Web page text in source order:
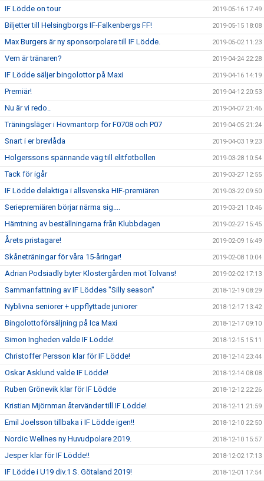
IF Lödde on tour 2019-05-16 17:49
Biljetter till Helsingborgs IF-Falkenbergs FF! 2019-05-15 18:08
Max Burgers är ny sponsorpolare till IF Lödde. 2019-05-02 11:23
Vem är tränaren? 2019-04-24 22:28
IF Lödde säljer bingolottor på Maxi 2019-04-16 14:19
Premiär! 2019-04-12 20:53
Nu är vi redo.. 2019-04-07 21:46
Träningsläger i Hovmantorp för F0708 och P07 2019-04-05 21:24
Snart i er brevlåda 2019-04-03 19:23
Holgerssons spännande väg till elitfotbollen 2019-03-28 10:54
Tack för igår 2019-03-27 12:55
IF Lödde delaktiga i allsvenska HIF-premiären 2019-03-22 09:50
Seriepremiären börjar närma sig.... 2019-03-21 10:46
Hämtning av beställningarna från Klubbdagen 2019-02-27 15:45
Årets pristagare! 2019-02-09 16:49
Skåneträningar för våra 15-åringar! 2019-02-08 10:04
Adrian Podsiadly byter Klostergården mot Tolvans! 2019-02-02 17:13
Sammanfattning av IF Löddes "Silly season" 2018-12-19 08:29
Nyblivna seniorer + uppflyttade juniorer 2018-12-17 13:42
Bingolottoförsäljning på Ica Maxi 2018-12-17 09:10
Simon Ingheden valde IF Lödde! 2018-12-15 15:11
Christoffer Persson klar för IF Lödde! 2018-12-14 23:44
Oskar Asklund valde IF Lödde! 2018-12-14 08:08
Ruben Grönevik klar för IF Lödde 2018-12-12 22:26
Kristian Mjörnman återvänder till IF Lödde! 2018-12-11 21:59
Emil Joelsson tillbaka i IF Lödde igen!! 2018-12-10 22:50
Nordic Wellnes ny Huvudpolare 2019. 2018-12-10 15:57
Jesper klar för IF Lödde!! 2018-12-02 17:13
IF Lödde i U19 div.1 S. Götaland 2019! 2018-12-01 17:54